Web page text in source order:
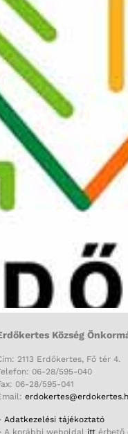
Község
2113 Erdőkertes, Fő tér 4.
06-28/595-040
06-28/595-041
Adatkezelési tájékoztató
A korábbi weboldal itt érhető